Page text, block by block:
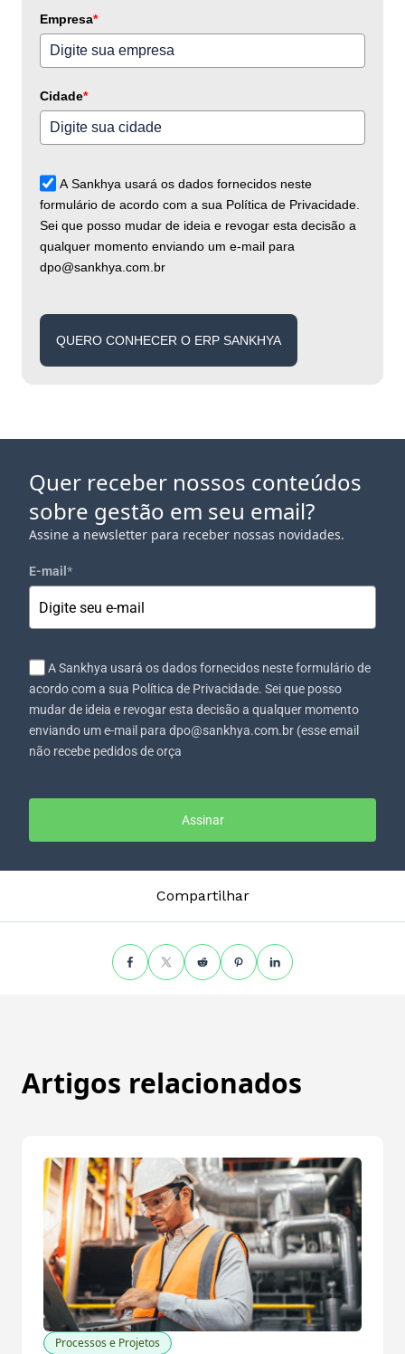
Empresa*
Cidade*
A Sankhya usará os dados fornecidos neste
formulário de acordo com a sua Política de Privacidade.
Sei que posso mudar de ideia e revogar esta decisão a
qualquer momento enviando um e-mail para
dpo@sankhya.com.br
QUERO CONHECER O ERP SANKHYA
Quer receber nossos conteúdos
sobre gestão em seu email?
Assine a newsletter para receber nossas novidades.
E-mail *
A Sankhya usará os dados fornecidos neste formulário de
acordo com a sua Política de Privacidade. Sei que posso
mudar de ideia e revogar esta decisão a qualquer momento
enviando um e-mail para dpo@sankhya.com.br (esse email
não recebe pedidos de orça
Assinar
Compartilhar
Artigos relacionados
Processos e Projetos